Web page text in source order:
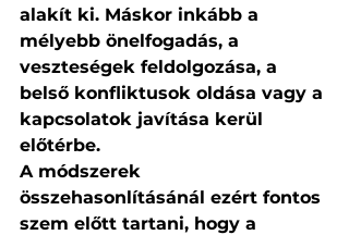
alakít ki. Máskor inkább a
mélyebb önelfogadás, a
veszteségek feldolgozása, a
belső konfliktusok oldása vagy a
kapcsolatok javítása kerül
előtérbe.
A módszerek
összehasonlításánál ezért fontos
szem előtt tartani, hogy a